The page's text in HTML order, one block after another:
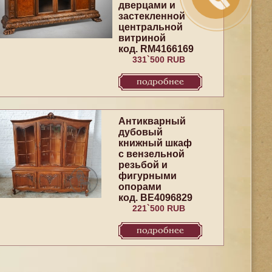
дверцами и
застекленной
центральной
витриной
код. RM4166169
331`500 RUB
подробнее
Антикварный
дубовый
книжный шкаф
с вензельной
резьбой и
фигурными
опорами
код. BE4096829
221`500 RUB
подробнее